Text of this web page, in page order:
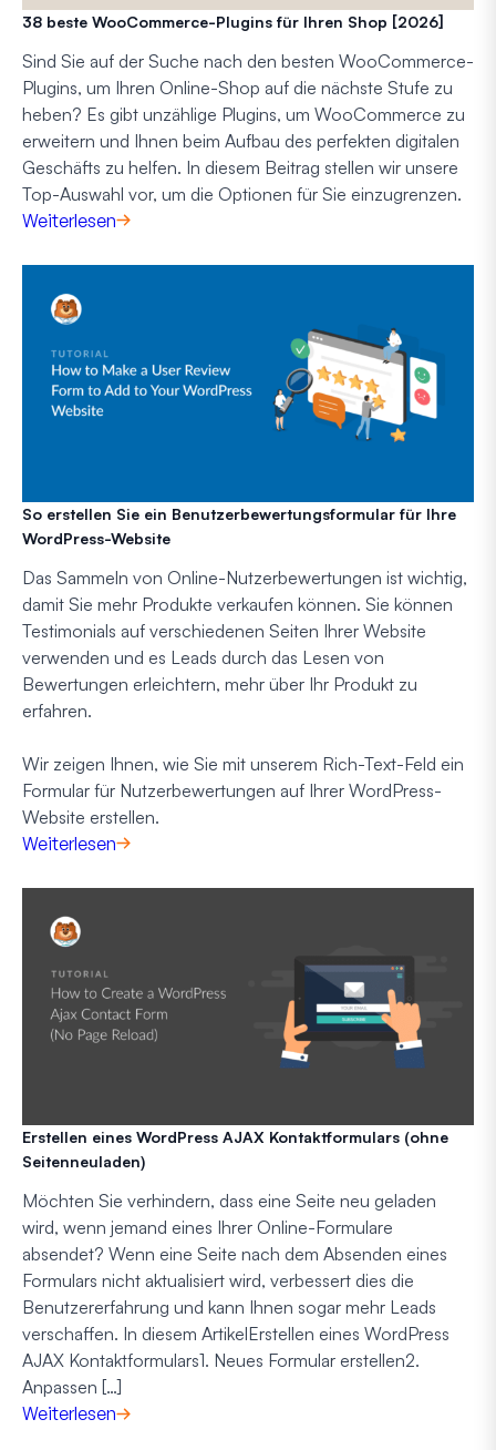
38 beste WooCommerce-Plugins für Ihren Shop [2026]
Sind Sie auf der Suche nach den besten WooCommerce-
Plugins, um Ihren Online-Shop auf die nächste Stufe zu
heben? Es gibt unzählige Plugins, um WooCommerce zu
erweitern und Ihnen beim Aufbau des perfekten digitalen
Geschäfts zu helfen. In diesem Beitrag stellen wir unsere
Top-Auswahl vor, um die Optionen für Sie einzugrenzen.
Weiterlesen
So erstellen Sie ein Benutzerbewertungsformular für Ihre
WordPress-Website
Das Sammeln von Online-Nutzerbewertungen ist wichtig,
damit Sie mehr Produkte verkaufen können. Sie können
Testimonials auf verschiedenen Seiten Ihrer Website
verwenden und es Leads durch das Lesen von
Bewertungen erleichtern, mehr über Ihr Produkt zu
erfahren.
Wir zeigen Ihnen, wie Sie mit unserem Rich-Text-Feld ein
Formular für Nutzerbewertungen auf Ihrer WordPress-
Website erstellen.
Weiterlesen
Erstellen eines WordPress AJAX Kontaktformulars (ohne
Seitenneuladen)
Möchten Sie verhindern, dass eine Seite neu geladen
wird, wenn jemand eines Ihrer Online-Formulare
absendet? Wenn eine Seite nach dem Absenden eines
Formulars nicht aktualisiert wird, verbessert dies die
Benutzererfahrung und kann Ihnen sogar mehr Leads
verschaffen. In diesem ArtikelErstellen eines WordPress
AJAX Kontaktformulars1. Neues Formular erstellen2.
Anpassen […]
Weiterlesen